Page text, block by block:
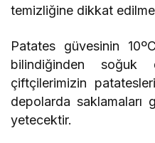
temizliğine dikkat
Patates güvesinin
bilindiğinden soğuk
çiftçilerimizin
depolarda saklamaları
yetecektir.